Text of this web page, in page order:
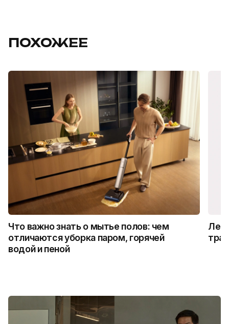
ПОХОЖЕЕ
Что важно знать о мытье полов: чем
отличаются уборка паром, горячей
водой и пеной